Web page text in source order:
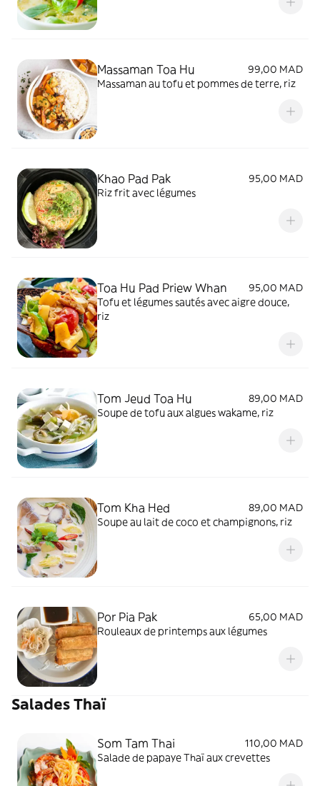
Massaman Toa Hu
99,00 MAD
Massaman au tofu et pommes de terre, riz
Khao Pad Pak
95,00 MAD
Riz frit avec légumes
Toa Hu Pad Priew Whan
95,00 MAD
Tofu et légumes sautés avec aigre douce,
riz
Tom Jeud Toa Hu
89,00 MAD
Soupe de tofu aux algues wakame, riz
Tom Kha Hed
89,00 MAD
Soupe au lait de coco et champignons, riz
Por Pia Pak
65,00 MAD
Rouleaux de printemps aux légumes
Salades Thaï
Som Tam Thai
110,00 MAD
Salade de papaye Thaï aux crevettes